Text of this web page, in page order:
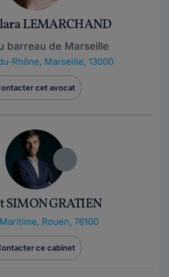
LEMARCHAND
barreau de Marseille
Rhône, Marseille, 13000
cet avocat
SIMON GRATIEN
, Rouen, 76100
ce cabinet